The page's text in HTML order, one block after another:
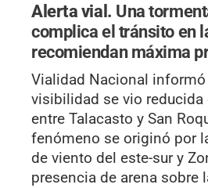
Alerta vial. Una
complica el tránsito en
recomiendan máxima
Vialidad Nacional informó
visibilidad se vio reducida
entre Talacasto y San
fenómeno se originó por
de viento del este-sur y
presencia de arena sobre